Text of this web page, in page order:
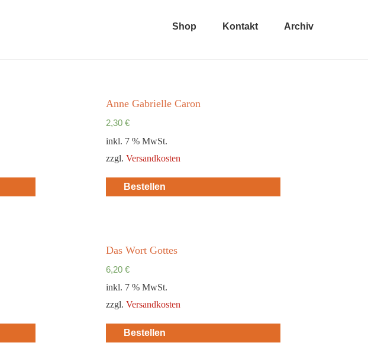
Shop
Kontakt Archiv
Anne Gabrielle Caron
2,30€
inkl. 7 % MwSt.
zzgl.Versandkosten
Bestellen
Das Wort Gottes
6,20€
inkl. 7 % MwSt.
zzgl.Versandkosten
Bestellen